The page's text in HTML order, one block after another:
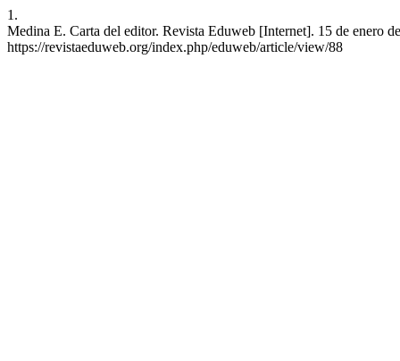
1.
Medina E. Carta del editor. Revista Eduweb [Internet]. 15 de enero
https://revistaeduweb.org/index.php/eduweb/article/view/88